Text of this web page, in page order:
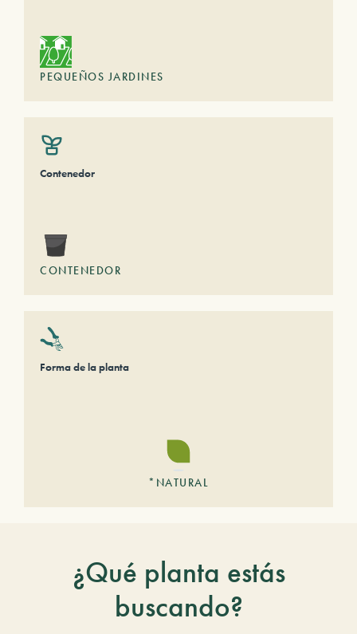
PEQUEÑOS JARDINES
Contenedor
CONTENEDOR
Forma de la planta
*NATURAL
¿Qué planta estás
buscando?